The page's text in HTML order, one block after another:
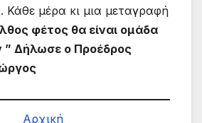
Κάθε μέρα κι μια μεταγραφή
φέτος θα είναι ομάδα
” Δήλωσε ο Προέδρος
Αρχική